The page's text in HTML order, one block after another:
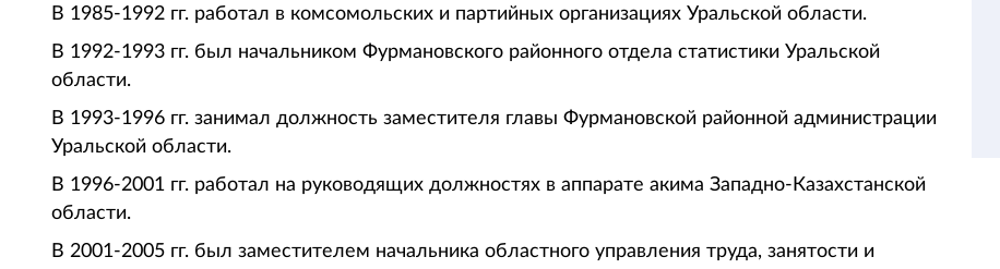
В 1985-1992 гг. работал в комсомольских и партийных организациях Уральской области.
В 1992-1993 гг. был начальником Фурмановского районного отдела статистики Уральской
области.
В 1993-1996 гг. занимал должность заместителя главы Фурмановской районной администрации
Уральской области.
В 1996-2001 гг. работал на руководящих должностях в аппарате акима Западно-Казахстанской
области.
В 2001-2005 гг. был заместителем начальника областного управления труда, занятости и